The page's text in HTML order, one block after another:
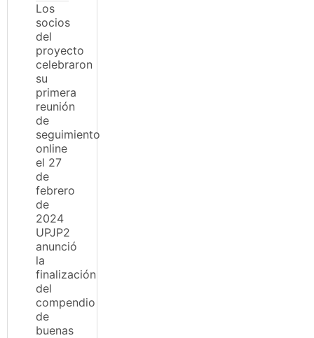
Los
socios
del
proyecto
celebraron
su
primera
reunión
de
seguimiento
online
el 27
de
febrero
de
2024
UPJP2
anunció
la
finalización
del
compendio
de
buenas